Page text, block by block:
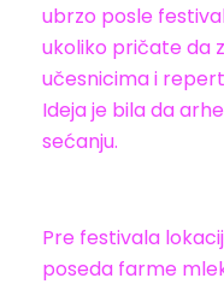
ubrzo posle
ukoliko pričate da
učesnicima i
Ideja je bila da
sećanju.
Pre festivala
poseda farme